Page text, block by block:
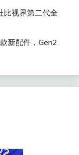
比视界第二代全
新配件，Gen2